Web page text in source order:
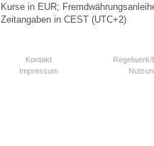
Kurse in EUR;
Zeitangaben in CEST (UTC+2)
Kontakt
Impressum